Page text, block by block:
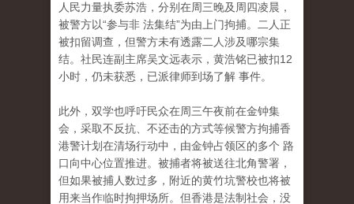
人民力量执委苏浩，分别在周三晚及周四凌晨，
被警方以“参与非 法集结”为由上门拘捕。二人正
被扣留调查，但警方未有透露二人涉及哪宗集
结。社民连副主席吴文远表示，黄浩铭已被扣12
小时，仍未获悉，已派律师到场了解 事件。
此外，双学也呼吁民众在周三午夜前在金钟集
会，采取不反抗、不还击的方式等候警方拘捕香
港警计划在清场行动中，由金钟占领区的多个 路
口向中心位置推进。被捕者将被送往北角警署，
但如果被捕人数过多，附近的黄竹坑警校也将被
用来当作临时拘押场所。但香港是法制社会，没